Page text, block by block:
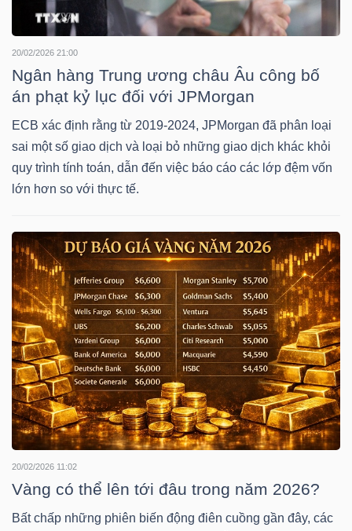
20/02/2026 21:00
Ngân hàng Trung ương châu Âu công bố
án phạt kỷ lục đối với JPMorgan
ECB xác định rằng từ 2019-2024, JPMorgan đã phân loại
sai một số giao dịch và loại bỏ những giao dịch khác khỏi
quy trình tính toán, dẫn đến việc báo cáo các lớp đệm vốn
lớn hơn so với thực tế.
20/02/2026 11:02
Vàng có thể lên tới đâu trong năm 2026?
Bất chấp những phiên biến động điên cuồng gần đây, các
SẢN
Mã
chứng
khoán
(-)
Tất cả Cổ phiếu Chỉ số Chứng chỉ quỹ Chứng
Lãnh
(-)
Tất cả Người nội bộ Người liên quan Cổ đông lớn
Tin
tức
(-)
Bài
viết
tác
(-)